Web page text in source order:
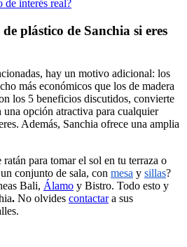
de interés real?
plástico de Sanchia si eres
hay un motivo adicional: los
más económicos que los de madera
los 5 beneficios discutidos, convierte
una opción atractiva para cualquier
Además, Sanchia ofrece una amplia
ratán para tomar el sol en tu terraza o
conjunto de sala, con mesa y sillas?
Bali, Álamo y Bistro. Todo esto y
. No olvides contactara sus